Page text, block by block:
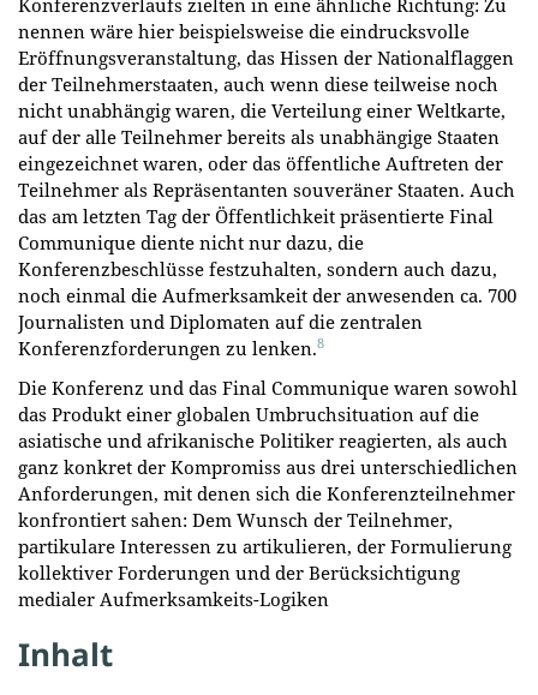
Konferenzverlaufs zielten in eine ähnliche Richtung: Zu
nennen wäre hier beispielsweise die eindrucksvolle
Eröffnungsveranstaltung, das Hissen der Nationalflaggen
der Teilnehmerstaaten, auch wenn diese teilweise noch
nicht unabhängig waren, die Verteilung einer Weltkarte,
auf der alle Teilnehmer bereits als unabhängige Staaten
eingezeichnet waren, oder das öffentliche Auftreten der
Teilnehmer als Repräsentanten souveräner Staaten. Auch
das am letzten Tag der Öffentlichkeit präsentierte Final
Communique diente nicht nur dazu, die
Konferenzbeschlüsse festzuhalten, sondern auch dazu,
noch einmal die Aufmerksamkeit der anwesenden ca. 700
Journalisten und Diplomaten auf die zentralen
Konferenzforderungen zu lenken.8
Die Konferenz und das Final Communique waren sowohl
das Produkt einer globalen Umbruchsituation auf die
asiatische und afrikanische Politiker reagierten, als auch
ganz konkret der Kompromiss aus drei unterschiedlichen
Anforderungen, mit denen sich die Konferenzteilnehmer
konfrontiert sahen: Dem Wunsch der Teilnehmer,
partikulare Interessen zu artikulieren, der Formulierung
kollektiver Forderungen und der Berücksichtigung
medialer Aufmerksamkeits-Logiken
Inhalt